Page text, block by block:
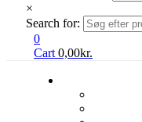
×
Search for:
0
Cart 0,00kr.